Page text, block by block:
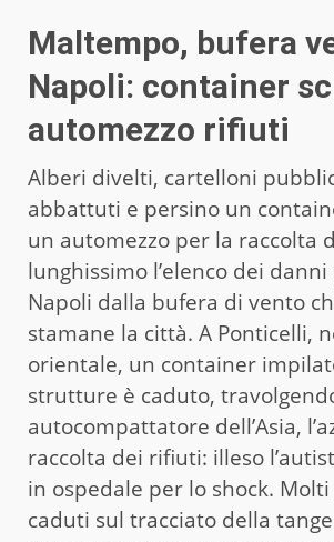
Maltempo, bufera
Napoli: container
automezzo rifiuti
Alberi divelti, cartelloni
abbattuti e persino un
un automezzo per la raccolta
lunghissimo l’elenco dei
Napoli dalla bufera di vento
stamane la città. A Ponticelli,
orientale, un container
strutture è caduto,
autocompattatore dell’Asia,
raccolta dei rifiuti: illeso
in ospedale per lo shock.
caduti sul tracciato della